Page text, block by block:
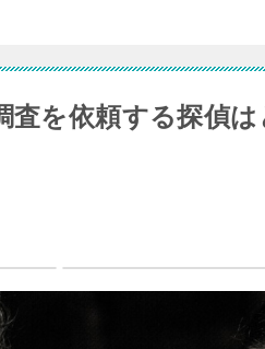
査を依頼する探偵